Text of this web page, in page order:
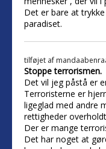
Det er bare at
paradiset.
tilføjet af
Stoppe terrorismen.
Det vil jeg påstå er
Terroristerne er
ligeglad med andre
rettigheder
Der er mange
Det har noget at